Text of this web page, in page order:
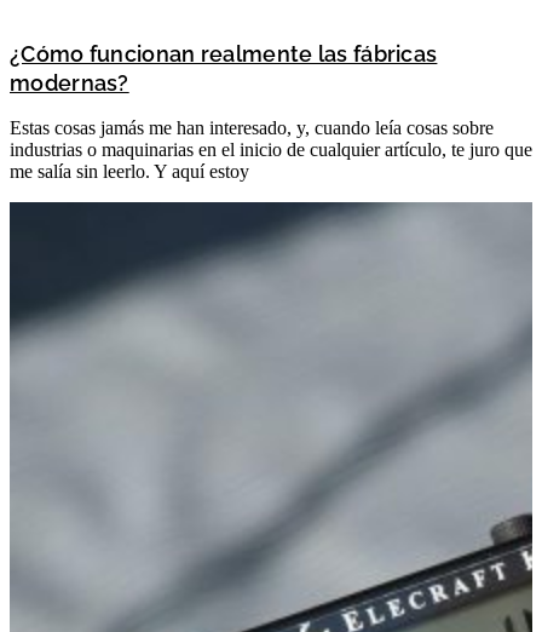
¿Cómo funcionan realmente las fábricas
modernas?
Estas cosas jamás me han interesado, y, cuando leía cosas sobre
industrias o maquinarias en el inicio de cualquier artículo, te juro que
me salía sin leerlo. Y aquí estoy